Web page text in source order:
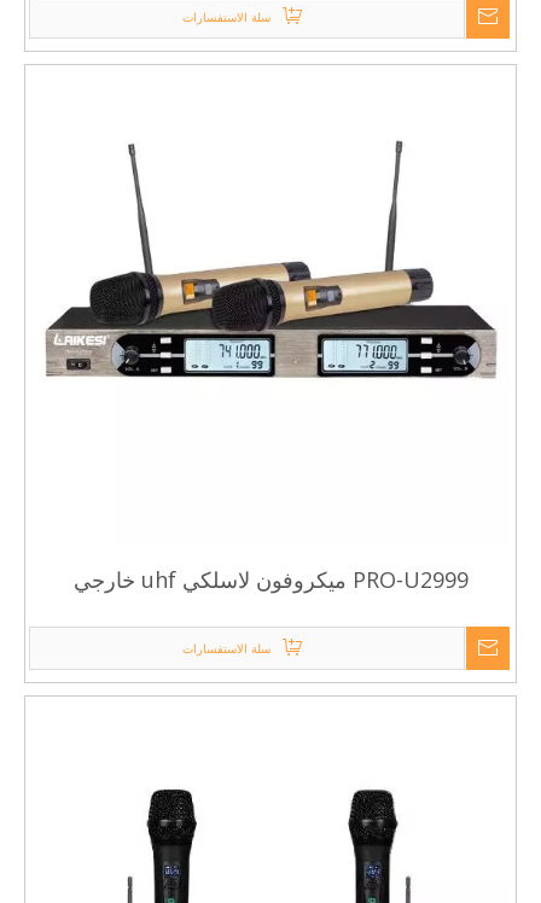
سلة الاستفسارات
PRO-U2999 ميكروفون لاسلكي uhf خارجي
سلة الاستفسارات